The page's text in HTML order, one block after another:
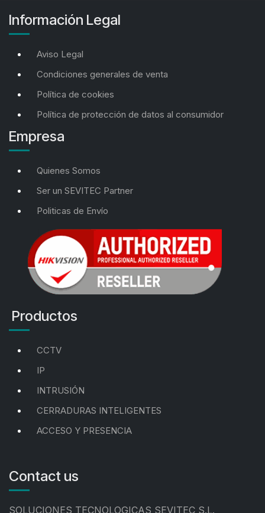
Información Legal
Aviso Legal
Condiciones generales de venta
Política de cookies
Política de protección de datos al consumidor
Empresa
Quienes Somos
Ser un SEVITEC Partner
Politicas de Envío
Productos
CCTV
IP
INTRUSIÓN
CERRADURAS INTELIGENTES
ACCESO Y PRESENCIA
Contact us
SOLUCIONES TECNOLOGICAS SEVITEC S.L.